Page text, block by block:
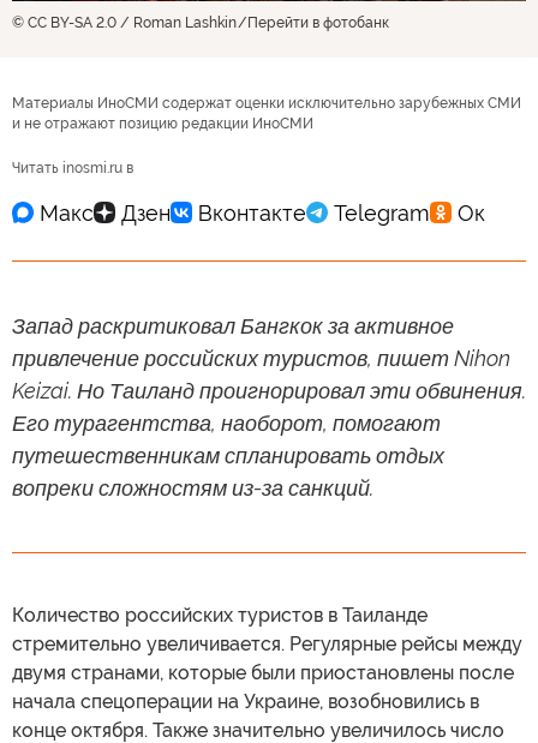
© CC BY-SA 2.0 / Roman Lashkin Перейти в фотобанк
Материалы ИноСМИ содержат оценки исключительно зарубежных СМИ
и не отражают позицию редакции ИноСМИ
Читать inosmi.ru в
Запад раскритиковал Бангкок за активное
привлечение российских туристов, пишет Nihon
Keizai. Но Таиланд проигнорировал эти обвинения.
Его турагентства, наоборот, помогают
путешественникам спланировать отдых
вопреки сложностям из-за санкций.
Количество российских туристов в Таиланде
стремительно увеличивается. Регулярные рейсы между
двумя странами, которые были приостановлены после
начала спецоперации на Украине, возобновились в
конце октября. Также значительно увеличилось число